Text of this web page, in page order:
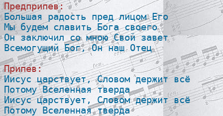
Предприпев:
Большая радость пред лицом Его
Мы будем славить Бога своего
Он заключил со мною Свой завет
Всемогущий Бог, Он наш Отец
Припев:
Иисус царствует, Словом держит всё
Потому Вселенная тверда
Иисус царствует, Словом держит всё
Потому Вселенная тверда